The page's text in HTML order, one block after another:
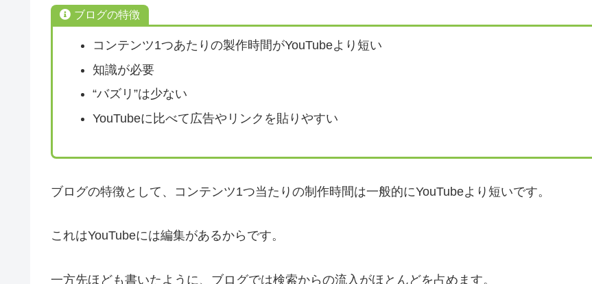
ブログの特徴
コンテンツ1つあたりの製作時間がYouTubeより短い
知識が必要
“バズリ”は少ない
YouTubeに比べて広告やリンクを貼りやすい
ブログの特徴として、コンテンツ1つ当たりの制作時間は一般的にYouTubeより短いです。
これはYouTubeには編集があるからです。
一方先ほども書いたように、ブログでは検索からの流入がほとんどを占めます。